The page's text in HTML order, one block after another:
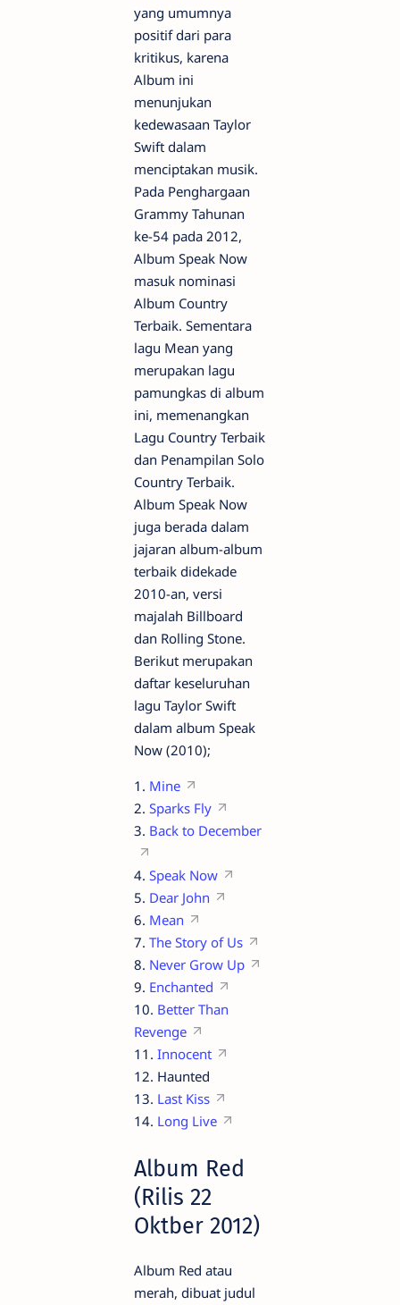
yang umumnya
positif dari para
kritikus, karena
Album ini
menunjukan
kedewasaan Taylor
Swift dalam
menciptakan musik.
Pada Penghargaan
Grammy Tahunan
ke-54 pada 2012,
Album Speak Now
masuk nominasi
Album Country
Terbaik. Sementara
lagu Mean yang
merupakan lagu
pamungkas di album
ini, memenangkan
Lagu Country Terbaik
dan Penampilan Solo
Country Terbaik.
Album Speak Now
juga berada dalam
jajaran album-album
terbaik didekade
2010-an, versi
majalah Billboard
dan Rolling Stone.
Berikut merupakan
daftar keseluruhan
lagu Taylor Swift
dalam album Speak
Now (2010);
1. Mine
2. Sparks Fly
3. Back to December
4. Speak Now
5. Dear John
6. Mean
7. The Story of Us
8. Never Grow Up
9. Enchanted
10. Better Than
Revenge
11. Innocent
12. Haunted
13. Last Kiss
14. Long Live
Album Red
(Rilis 22
Oktber 2012)
Album Red atau
merah, dibuat judul